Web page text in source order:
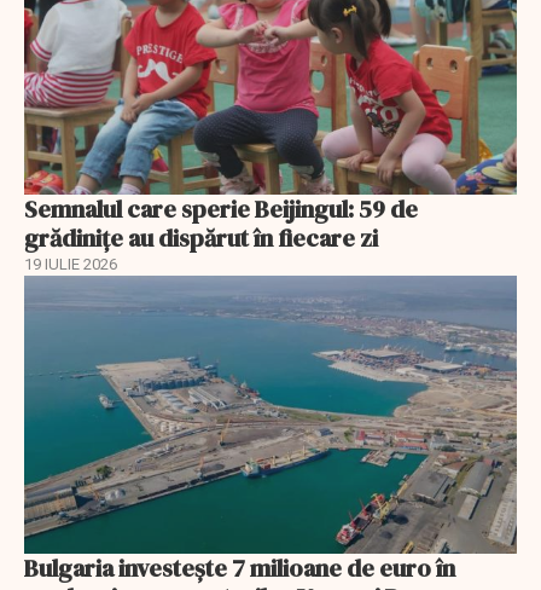
Semnalul care sperie Beijingul: 59 de
grădinițe au dispărut în fiecare zi
19 IULIE 2026
Bulgaria investește 7 milioane de euro în